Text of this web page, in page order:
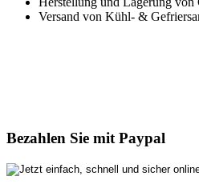
Versand von Kühl- &
Bezahlen Sie mit Paypal